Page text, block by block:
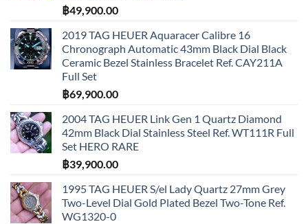
฿49,900.00
2019 TAG HEUER Aquaracer Calibre 16
Chronograph Automatic 43mm Black Dial Black
Ceramic Bezel Stainless Bracelet Ref. CAY211A
Full Set
฿69,900.00
2004 TAG HEUER Link Gen 1 Quartz Diamond
42mm Black Dial Stainless Steel Ref. WT111R Full
Set HERO RARE
฿39,900.00
1995 TAG HEUER S/el Lady Quartz 27mm Grey
Two-Level Dial Gold Plated Bezel Two-Tone Ref.
WG1320-0